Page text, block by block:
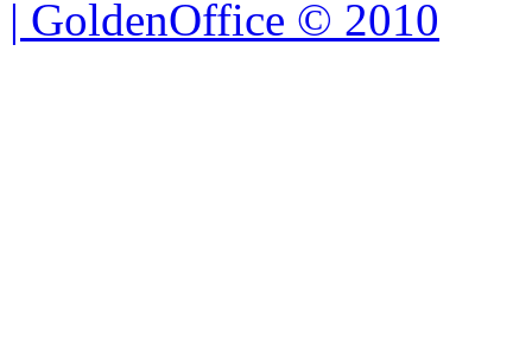
| GoldenOffice © 2010